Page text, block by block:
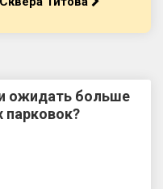
ожидать больше
парковок?